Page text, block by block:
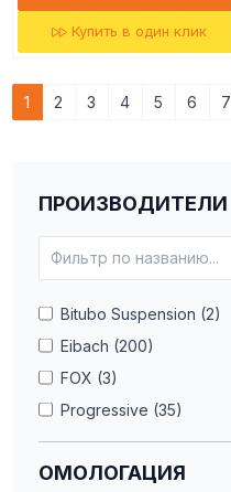
ПРОИЗВОДИТЕЛИ
Bitubo Suspension (2)
Eibach (200)
FOX (3)
Progressive (35)
ОМОЛОГАЦИЯ
Купить в один клик
1 2 3 4 5 6 7